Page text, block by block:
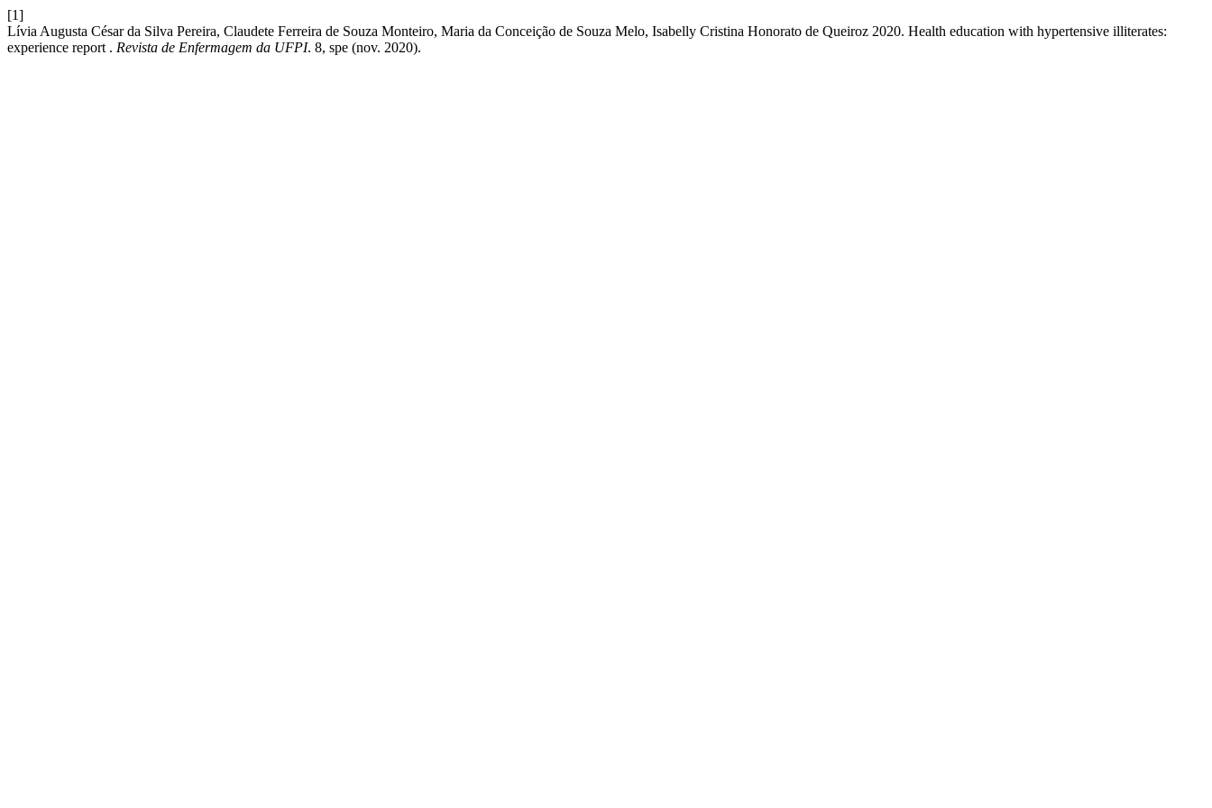
[1]
Lívia Augusta César da Silva Pereira, Claudete Ferreira de Souza Monteiro, Maria da Conceição de Souza Melo, Isabelly Cristina Honorato de Queiroz 2020. Health education with hypertensive illiterates:
experience report . Revista de Enfermagem da UFPI. 8, spe (nov. 2020).